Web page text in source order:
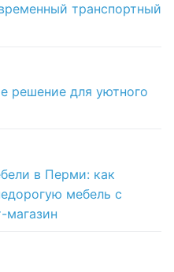
транспортный
решение для уютного
в Перми: как
мебель с
магазин